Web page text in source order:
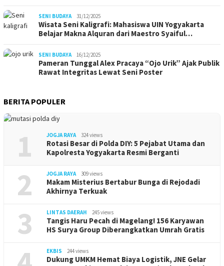
SENI BUDAYA 31/12/2025
Wisata Seni Kaligrafi: Mahasiswa UIN Yogyakarta
Belajar Makna Alquran dari Maestro Syaiful…
SENI BUDAYA 16/12/2025
Pameran Tunggal Alex Pracaya “Ojo Urik” Ajak Publik
Rawat Integritas Lewat Seni Poster
BERITA POPULER
1 JOGJA RAYA 324 views
Rotasi Besar di Polda DIY: 5 Pejabat Utama dan
Kapolresta Yogyakarta Resmi Berganti
2 JOGJA RAYA 309 views
Makam Misterius Bertabur Bunga di Rejodadi
Akhirnya Terkuak
3 LINTAS DAERAH 245 views
Tangis Haru Pecah di Magelang! 156 Karyawan
HS Surya Group Diberangkatkan Umrah Gratis
EKBIS 244 views
Dukung UMKM Hemat Biaya Logistik, JNE Gelar